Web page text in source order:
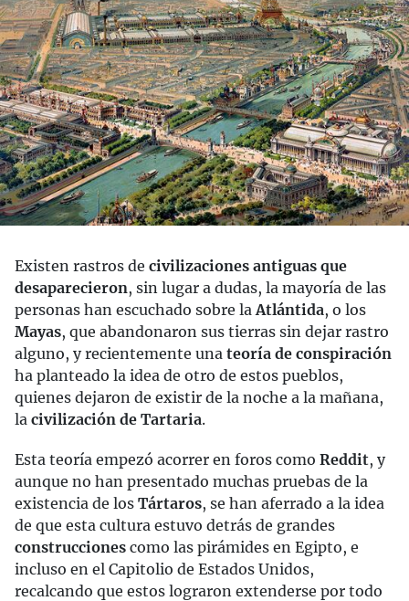
Existen rastros de civilizaciones antiguas que
desaparecieron, sin lugar a dudas, la mayoría de las
personas han escuchado sobre laAtlántida, o los
Mayas, que abandonaron sus tierras sin dejar rastro
alguno, y recientemente una teoría de conspiración
ha planteado la idea de otro de estos pueblos,
quienes dejaron de existir de la noche a la mañana,
la civilización de Tartaria.
Esta teoría empezó acorrer en foros como Reddit, y
aunque no han presentado muchas pruebas de la
existencia de los Tártaros, se han aferrado a la idea
de que esta cultura estuvo detrás de grandes
construcciones como las pirámides en Egipto, e
incluso en el Capitolio de Estados Unidos,
recalcando que estos lograron extenderse por todo